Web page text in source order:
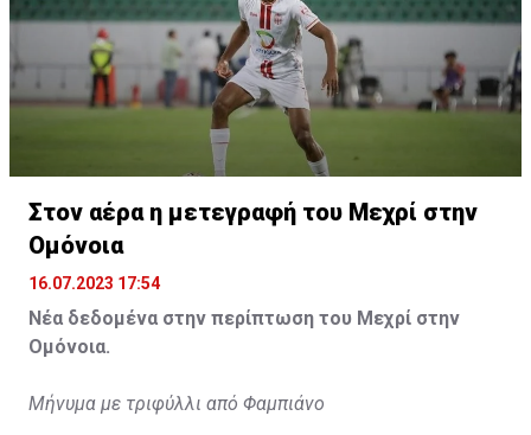
Στον αέρα η μετεγραφή του Μεχρί στην
Ομόνοια
16.07.2023 17:54
Νέα δεδομένα στην περίπτωση του Μεχρί στην
Ομόνοια.
Μήνυμα με τριφύλλι από Φαμπιάνο